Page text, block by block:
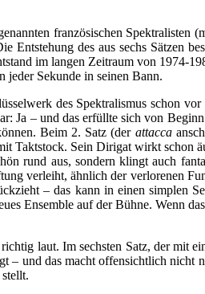
französischen
Entstehung des aus sechs Sätzen
im langen Zeitraum von 1974-
jeder Sekunde in seinen Bann.
des Spektralismus schon
Ja – und das erfüllte sich von
Beim 2. Satz (der attacca
Taktstock. Sein Dirigat wirkt
rund aus, sondern klingt auch
verleiht, ähnlich der verlorenen
– das kann in einen simplen
Ensemble auf der Bühne. Wenn
laut. Im sechsten Satz, der mit
– und das macht offensichtlich